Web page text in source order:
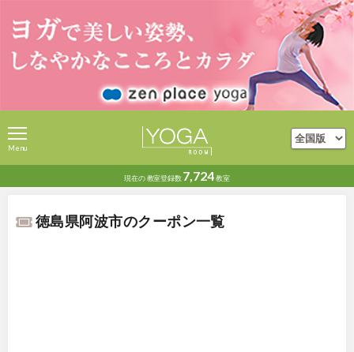
現在の教室登録数 7,724教室
Menu
徳島県阿波市のクーポン一覧